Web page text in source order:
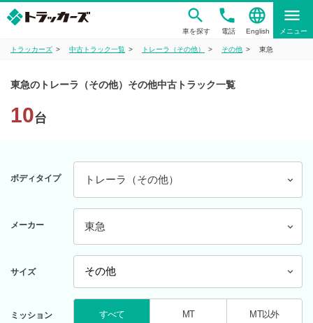
車を探す
phone
電話
language
English
menu
メニュー
トラッカーズ 中古トラック一覧 トレーラ（その他） その他 東急
東急のトレーラ（その他）その他中古トラック一覧
10台
ボディタイプ トレーラ（その他）
メーカー 東急
サイズ
ミッション すべて MT MT以外